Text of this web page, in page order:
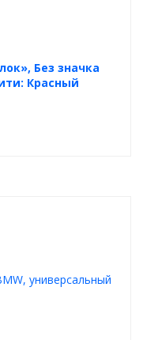
Без значка
Красный